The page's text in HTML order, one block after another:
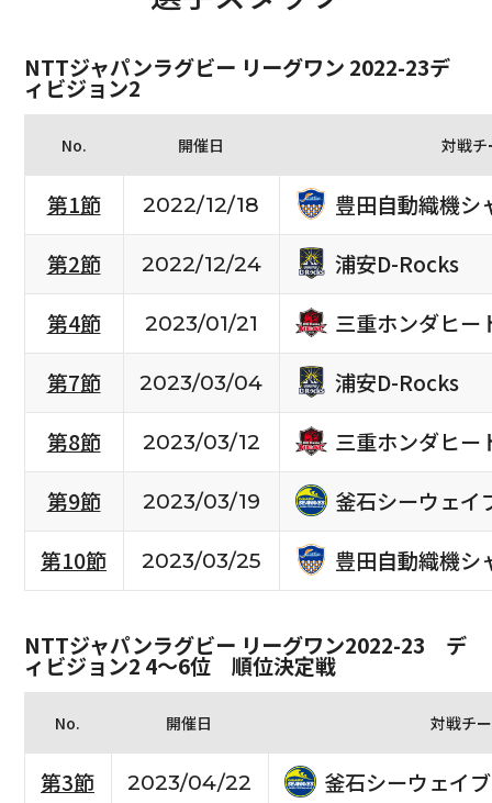
NTTジャパンラグビー リーグワン 2022-23デ
ィビジョン2
No. 開催日 対戦チ
第1節 2022/12/18
豊田自動織機シ
第2節
2022/12/24
浦安D-Rocks
第4節
2023/01/21
三重ホンダヒー
第7節
2023/03/04
浦安D-Rocks
第8節
2023/03/12
三重ホンダヒー
第9節
2023/03/19
釜石シーウェイ
第10節
2023/03/25 豊田自動織機シ
NTTジャパンラグビー リーグワン2022-23 デ
ィビジョン2 4〜6位 順位決定戦
No. 開催日 対戦チ
第3節 2023/04/22 釜石シーウェイ